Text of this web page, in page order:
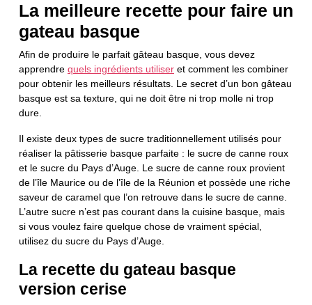
La meilleure recette pour faire un
gateau basque
Afin de produire le parfait gâteau basque, vous devez
apprendre quels ingrédients utiliser et comment les combiner
pour obtenir les meilleurs résultats. Le secret d’un bon gâteau
basque est sa texture, qui ne doit être ni trop molle ni trop
dure.
Il existe deux types de sucre traditionnellement utilisés pour
réaliser la pâtisserie basque parfaite : le sucre de canne roux
et le sucre du Pays d’Auge. Le sucre de canne roux provient
de l’île Maurice ou de l’île de la Réunion et possède une riche
saveur de caramel que l’on retrouve dans le sucre de canne.
L’autre sucre n’est pas courant dans la cuisine basque, mais
si vous voulez faire quelque chose de vraiment spécial,
utilisez du sucre du Pays d’Auge.
La recette du gateau basque
version cerise